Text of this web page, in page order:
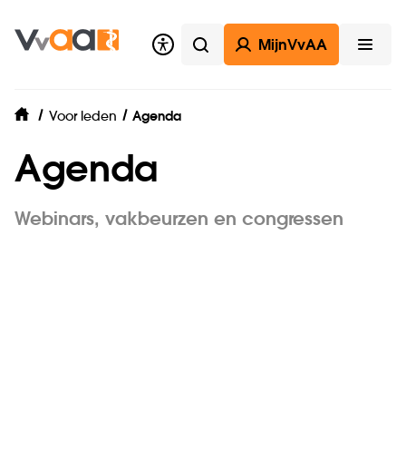
Zoeken
MijnVvAA
home
Voor leden Agenda
Agenda
Webinars, vakbeurzen en congressen